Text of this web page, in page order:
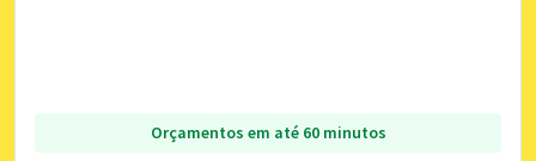
Orçamentos em até 60 minutos